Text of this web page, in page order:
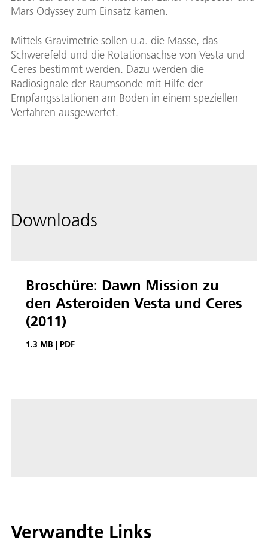
Mars Odyssey zum Einsatz kamen.
Mittels Gravimetrie sollen u.a. die Masse, das
Schwerefeld und die Rotationsachse von Vesta und
Ceres bestimmt werden. Dazu werden die
Radiosignale der Raumsonde mit Hilfe der
Empfangsstationen am Boden in einem speziellen
Verfahren ausgewertet.
Downloads
Broschüre: Dawn Mission zu
den Asteroiden Vesta und Ceres
(2011)
1.3 MB | PDF
Verwandte Links